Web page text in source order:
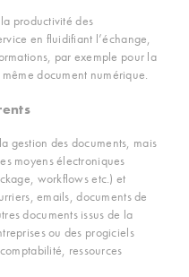
productivité des
en fluidifiant l’échange,
par exemple pour la
document numérique.
gestion des documents, mais
moyens électroniques
workflows etc.) et
emails, documents de
documents issus de la
ou des progiciels
ressources